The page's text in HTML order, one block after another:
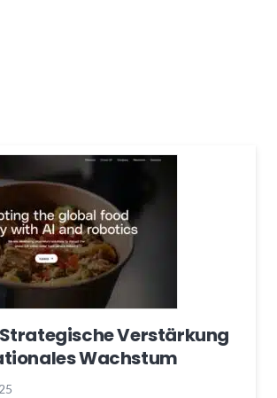
Strategische Verstärkung
Wachstum